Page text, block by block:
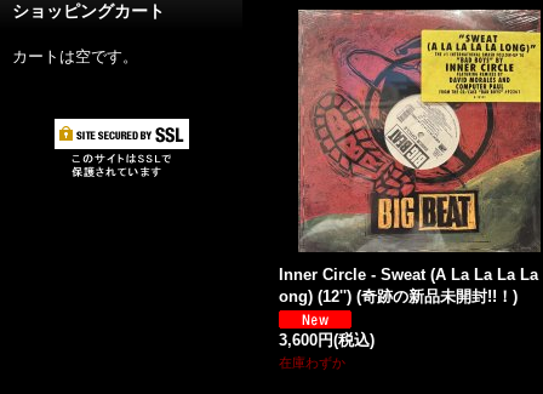
ショッピングカート
カートは空です。
Inner Circle - Sweat (A La La La La
ong) (12'') (奇跡の新品未開封!!！)
3,600円(税込)
在庫わずか